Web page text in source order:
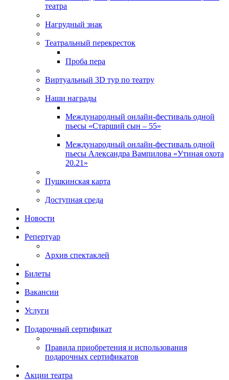
театра
Нагрудный знак
Театральный перекресток
Проба пера
Виртуальный 3D тур по театру
Наши награды
Международный онлайн-фестиваль одной
пьесы «Старший сын – 55»
Международный онлайн-фестиваль одной
пьесы Александра Вампилова «Утиная охота
20.21»
Пушкинская карта
Доступная среда
Новости
Репертуар
Архив спектаклей
Билеты
Вакансии
Услуги
Подарочный сертификат
Правила приобретения и использования
подарочных сертификатов
Акции театра